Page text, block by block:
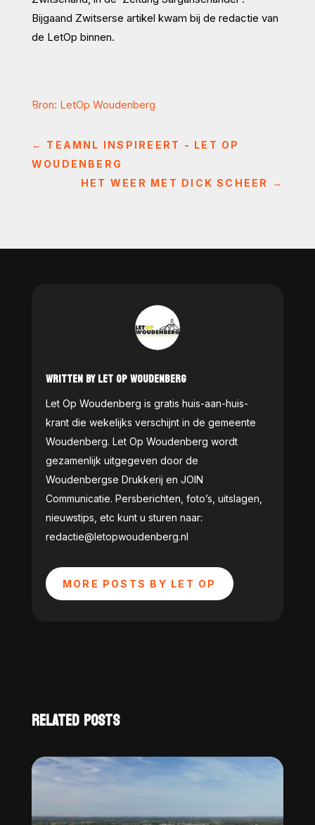
Bijgaand Zwitserse artikel kwam bij de redactie van
de LetOp binnen.
Bron: LetOp Woudenberg
← TEAMNL INSPIREERT - LET OP
WOUDENBERG
HET WEER MET DICK SCHEER
→
WRITTEN BY LET OP WOUDENBERG
Let Op Woudenberg is gratis huis-aan-huis-
krant die wekelijks verschijnt in de gemeente
Woudenberg. Let Op Woudenberg wordt
gezamenlijk uitgegeven door de
Woudenbergse Drukkerij en JOIN
Communicatie. Persberichten, foto’s, uitslagen,
nieuwstips, etc kunt u sturen naar:
redactie@letopwoudenberg.nl
MORE POSTS BY LET OP
RELATED POSTS